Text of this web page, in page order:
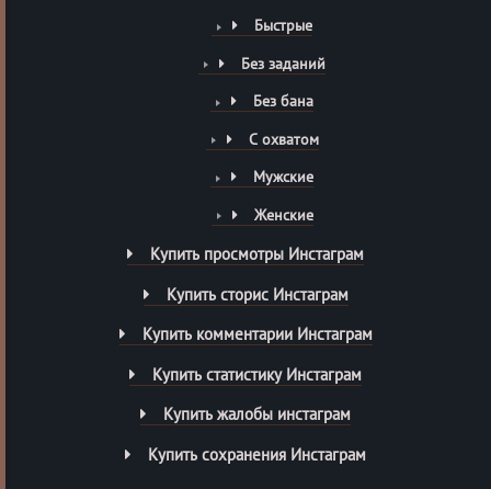
Быстрые
Без заданий
Без бана
С охватом
Мужские
Женские
Купить просмотры Инстаграм
Купить сторис Инстаграм
Купить комментарии Инстаграм
Купить статистику Инстаграм
Купить жалобы инстаграм
Купить сохранения Инстаграм